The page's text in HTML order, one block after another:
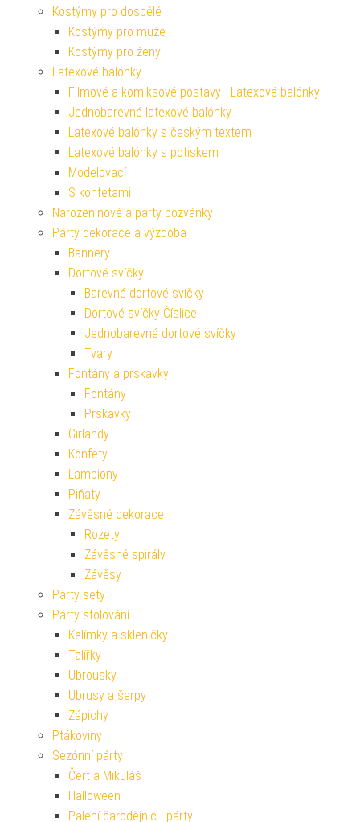
Kostýmy pro dospělé
Kostýmy pro muže
Kostýmy pro ženy
Latexové balónky
Filmové a komiksové postavy - Latexové balónky
Jednobarevné latexové balónky
Latexové balónky s českým textem
Latexové balónky s potiskem
Modelovací
S konfetami
Narozeninové a párty pozvánky
Párty dekorace a výzdoba
Bannery
Dortové svíčky
Barevné dortové svíčky
Dortové svíčky Číslice
Jednobarevné dortové svíčky
Tvary
Fontány a prskavky
Fontány
Prskavky
Girlandy
Konfety
Lampiony
Piňaty
Závěsné dekorace
Rozety
Závěsné spirály
Závěsy
Párty sety
Párty stolování
Kelímky a skleničky
Talířky
Ubrousky
Ubrusy a šerpy
Zápichy
Ptákoviny
Sezónní párty
Čert a Mikuláš
Halloween
Pálení čarodějnic - párty